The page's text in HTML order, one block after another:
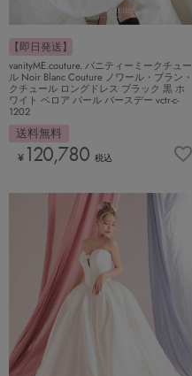
【即日発送】
vanityME.couture. バニティーミークチュー
ル Noir Blanc Couture ノワール・ブラン・
クチュール ロングドレス ブラック 黒 ホ
ワイト ベロア パール バースデー vctr-c-
1202
送料無料
¥ 120,780 税込